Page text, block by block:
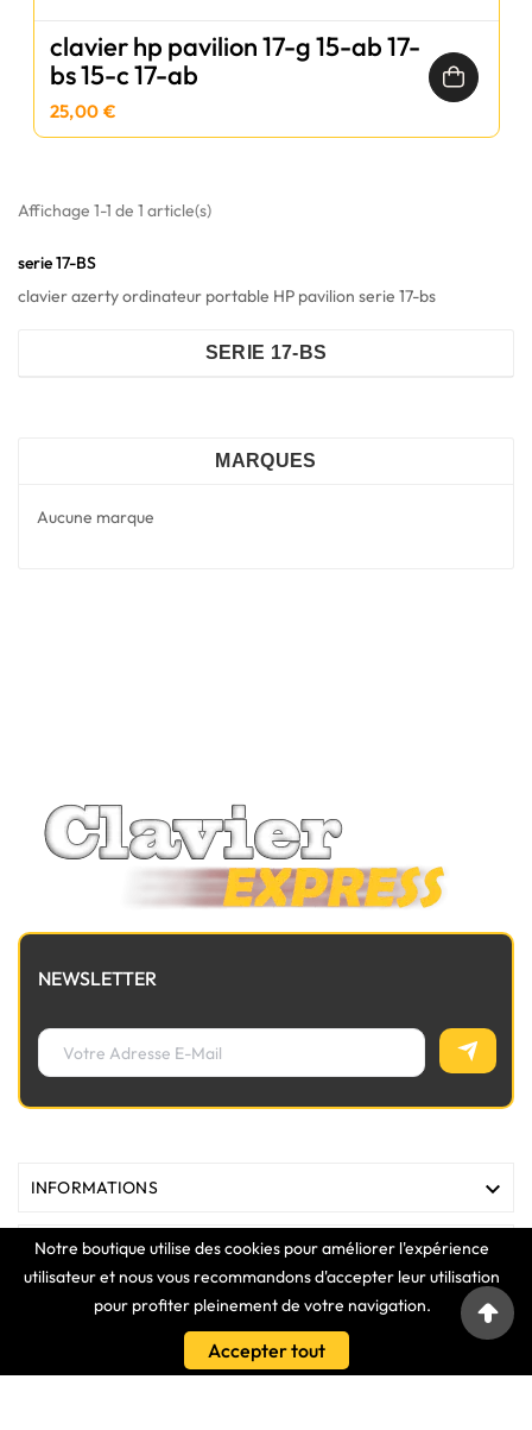
Notre boutique utilise des cookies pour améliorer l'expérience
utilisateur et nous vous recommandons d'accepter leur utilisation
pour profiter pleinement de votre navigation.
Accepter tout
clavier hp pavilion 17-g 15-ab 17-
bs 15-c 17-ab
25,00 €
Affichage 1-1 de 1 article(s)
serie 17-BS
clavier azerty ordinateur portable HP pavilion serie 17-bs
SERIE 17-BS
MARQUES
Aucune marque
NEWSLETTER
INFORMATIONS 
MAGASIN 

VOTRE COMPTE 